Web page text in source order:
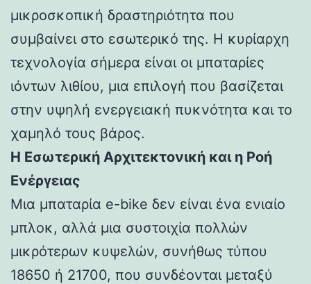
μικροσκοπική δραστηριότητα που
συμβαίνει στο εσωτερικό της. Η κυρίαρχη
τεχνολογία σήμερα είναι οι μπαταρίες
ιόντων λιθίου, μια επιλογή που βασίζεται
στην υψηλή ενεργειακή πυκνότητα και το
χαμηλό τους βάρος.
Η Εσωτερική Αρχιτεκτονική και η Ροή
Ενέργειας
Μια μπαταρία e-bike δεν είναι ένα ενιαίο
μπλοκ, αλλά μια συστοιχία πολλών
μικρότερων κυψελών, συνήθως τύπου
18650 ή 21700, που συνδέονται μεταξύ